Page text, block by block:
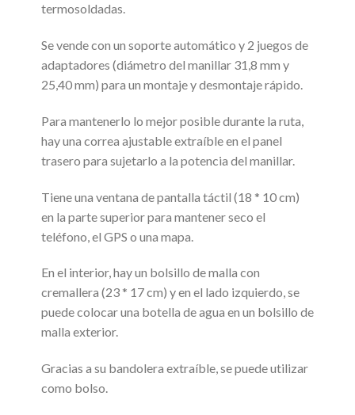
termosoldadas.
Se vende con un soporte automático y 2 juegos de
adaptadores (diámetro del manillar 31,8 mm y
25,40 mm) para un montaje y desmontaje rápido.
Para mantenerlo lo mejor posible durante la ruta,
hay una correa ajustable extraíble en el panel
trasero para sujetarlo a la potencia del manillar.
Tiene una ventana de pantalla táctil (18 * 10 cm)
en la parte superior para mantener seco el
teléfono, el GPS o una mapa.
En el interior, hay un bolsillo de malla con
cremallera (23 * 17 cm) y en el lado izquierdo, se
puede colocar una botella de agua en un bolsillo de
malla exterior.
Gracias a su bandolera extraíble, se puede utilizar
como bolso.